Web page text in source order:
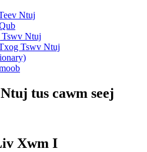
Ntuj
Ntuj
Tswv Ntuj
tus cawm seej
Xwm I